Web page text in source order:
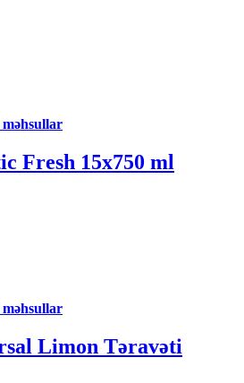
Fresh 15x750 ml
Limon Təravəti